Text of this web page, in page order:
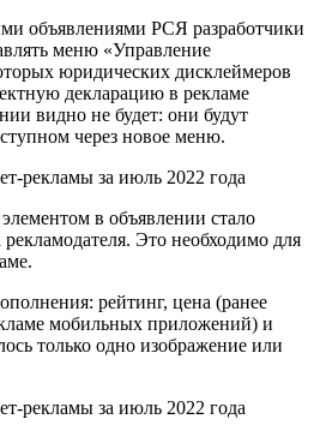
объявлениями РСЯ разработчики
меню «Управление
юридических дисклеймеров
декларацию в рекламе
видно не будет: они будут
через новое меню.
в объявлении стало
Это необходимо для
рейтинг, цена (ранее
мобильных приложений) и
только одно изображение или